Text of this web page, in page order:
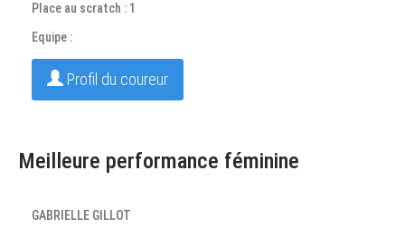
Place au scratch : 1
Equipe :
Profil du coureur
Meilleure performance féminine
GABRIELLE GILLOT